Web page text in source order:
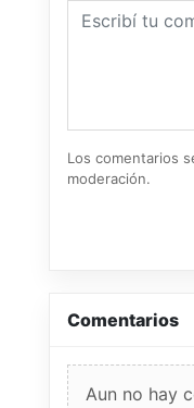
Los comentarios
moderación.
Comentarios
Aun no hay